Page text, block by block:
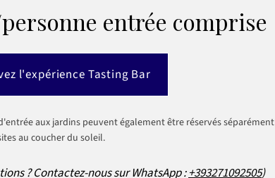
entrée comprise
l'expérience Tasting Bar
aux jardins peuvent également être réservés séparément
au coucher du soleil.
? Contactez-nous sur WhatsApp :+393271092505)